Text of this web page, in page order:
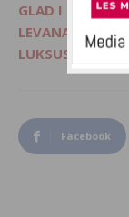
GLAD I DYR? -
LEVANA.NO -
Facebook